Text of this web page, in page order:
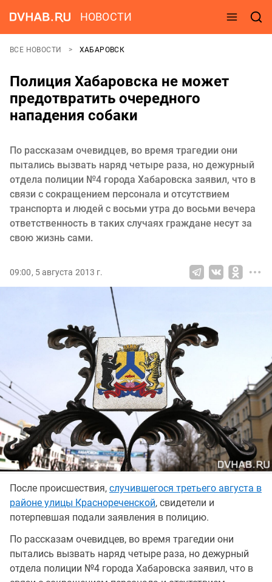
НОВОСТИ
ВСЕ НОВОСТИ ХАБАРОВСК
Полиция Хабаровска не может
предотвратить очередного
нападения собаки
По рассказам очевидцев, во время трагедии они
пытались вызвать наряд четыре раза, но дежурный
отдела полиции №4 города Хабаровска заявил, что в
связи с сокращением персонала и отсутствием
транспорта и людей с восьми утра до восьми вечера
ответственность в таких случаях граждане несут за
свою жизнь сами.
09:00, 5 августа 2013 г.
После происшествия, случившегося третьего августа в
районе улицы Краснореченской, свидетели и
потерпевшая подали заявления в полицию.
По рассказам очевидцев, во время трагедии они
пытались вызвать наряд четыре раза, но дежурный
отдела полиции №4 города Хабаровска заявил, что в